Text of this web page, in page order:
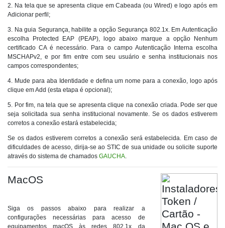
2. Na tela que se apresenta clique em Cabeada (ou Wired) e logo após em
Adicionar perfil;
3. Na guia Segurança, habilite a opção Segurança 802.1x. Em Autenticação
escolha Protected EAP (PEAP), logo abaixo marque a opção Nenhum
certificado CA é necessário. Para o campo Autenticação Interna escolha
MSCHAPv2, e por fim entre com seu usuário e senha institucionais nos
campos correspondentes;
4. Mude para aba Identidade e defina um nome para a conexão, logo após
clique em Add (esta etapa é opcional);
5. Por fim, na tela que se apresenta clique na conexão criada. Pode ser que
seja solicitada sua senha institucional novamente. Se os dados estiverem
corretos a conexão estará estabelecida;
Se os dados estiverem corretos a conexão será estabelecida. Em caso de
dificuldades de acesso, dirija-se ao STIC de sua unidade ou solicite suporte
através do sistema de chamados GAUCHA.
MacOS
Siga os passos abaixo para realizar a
configurações necessárias para acesso de